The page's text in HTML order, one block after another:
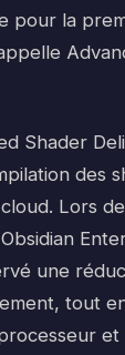
pour la
Shader
des
Lors
une
tout
et